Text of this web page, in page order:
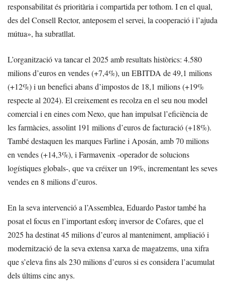
responsabilitat és prioritària i compartida per tothom. I en el qual,
des del Consell Rector, anteposem el servei, la cooperació i l’ajuda
mútua», ha subratllat.
L’organització va tancar el 2025 amb resultats històrics: 4.580
milions d’euros en vendes (+7,4%), un EBITDA de 49,1 milions
(+12%) i un benefici abans d’impostos de 18,1 milions (+19%
respecte al 2024). El creixement es recolza en el seu nou model
comercial i en eines com Nexo, que han impulsat l’eficiència de
les farmàcies, assolint 191 milions d’euros de facturació (+18%).
També destaquen les marques Farline i Aposán, amb 70 milions
en vendes (+14,3%), i Farmavenix -operador de solucions
logístiques globals-, que va créixer un 19%, incrementant les seves
vendes en 8 milions d’euros.
En la seva intervenció a l’Assemblea, Eduardo Pastor també ha
posat el focus en l’important esforç inversor de Cofares, que el
2025 ha destinat 45 milions d’euros al manteniment, ampliació i
modernització de la seva extensa xarxa de magatzems, una xifra
que s’eleva fins als 230 milions d’euros si es considera l’acumulat
dels últims cinc anys.